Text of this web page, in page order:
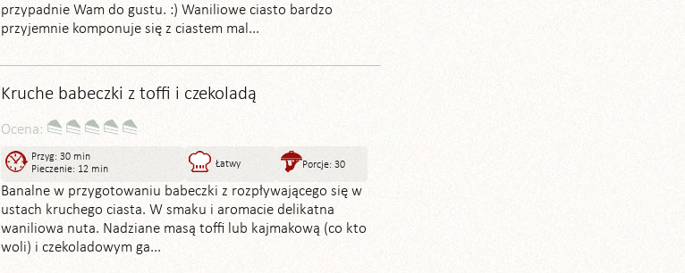
przypadnie Wam do gustu. :) Waniliowe ciasto bardzo
przyjemnie komponuje się z ciastem mal...
Kruche babeczki z toffi i czekoladą
Ocena:
Przyg: 30 min
Pieczenie: 12 min
Łatwy Porcje: 30
Banalne w przygotowaniu babeczki z rozpływającego się w
ustach kruchego ciasta. W smaku i aromacie delikatna
waniliowa nuta. Nadziane masą toffi lub kajmakową (co kto
woli) i czekoladowym ga...